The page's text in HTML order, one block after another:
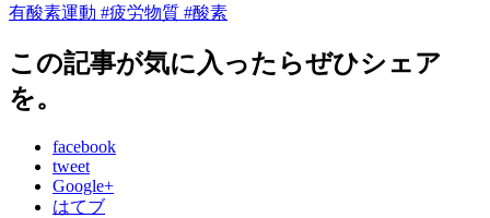
有酸素運動 #疲労物質 #酸素
この記事が気に入ったらぜひシェア
を。
facebook
tweet
Google+
はてブ